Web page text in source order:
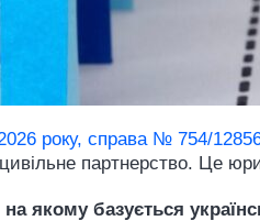
року, справа № 754/
партнерство. Це
якому базується